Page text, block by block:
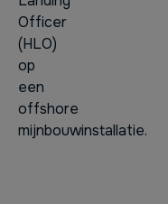
Officer
(HLO)
op
een
offshore
mijnbouwinstallatie.